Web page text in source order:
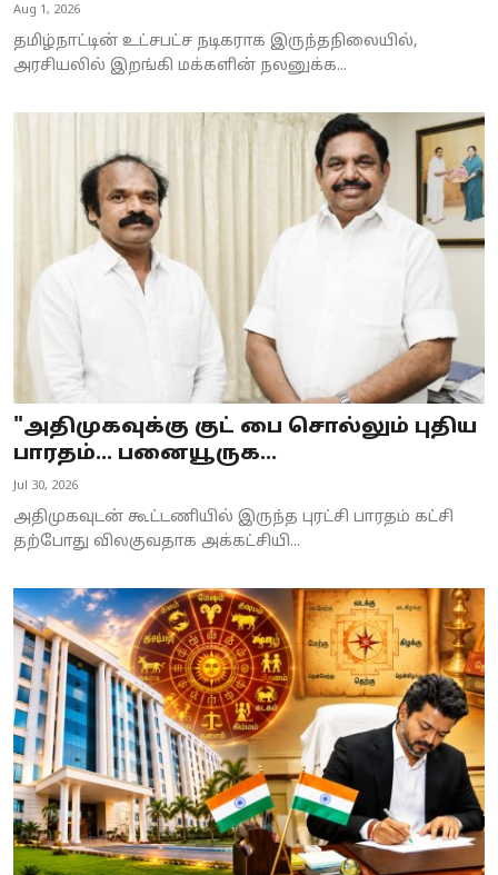
Aug 1, 2026
தமிழ்நாட்டின் உட்சபட்ச நடிகராக இருந்தநிலையில்,
அரசியலில் இறங்கி மக்களின் நலனுக்க...
"அதிமுகவுக்கு குட் பை சொல்லும் புதிய
பாரதம்... பனையூருக...
Jul 30, 2026
அதிமுகவுடன் கூட்டணியில் இருந்த புரட்சி பாரதம் கட்சி
தற்போது விலகுவதாக அக்கட்சியி...